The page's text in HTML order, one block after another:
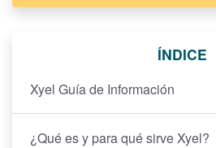
ÍNDICE
Xyel Guía de Información
¿Qué es y para qué sirve Xyel?